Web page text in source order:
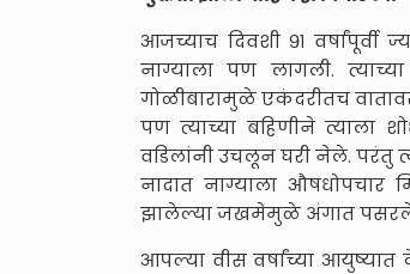
आजच्याच दिवशी ९१
नाग्याला पण लागली.
गोळीबारामुळे एकंदरीतच
पण त्याच्या बहिणीने
वडिलांनी उचलून घरी नेले. परंतु
नादात नाग्याला औषधोपचार
झालेल्या जखमेमुळे अंगात पसरलेला
आपल्या वीस वर्षांच्या